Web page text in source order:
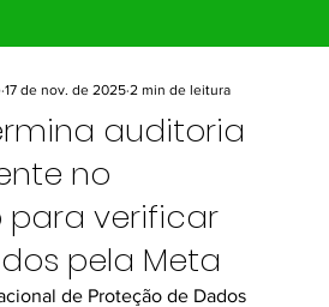
auditoria
no
para verificar
pela Meta
17 de nov. de 2025 2 min de leitura
de Proteção de Dados